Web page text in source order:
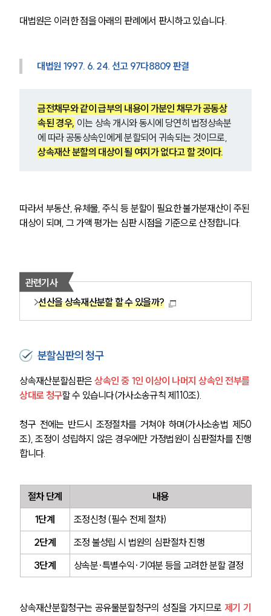
대법원은 이러한 점을 아래의 판례에서 판시하고 있습니다.
대법원 1997. 6. 24. 선고 97다8809 판결
금전채무와 같이 급부의 내용이 가분인 채무가 공동상
속된 경우, 이는 상속 개시와 동시에 당연히 법정상속분
에 따라 공동상속인에게 분할되어 귀속되는 것이므로,
상속재산 분할의 대상이 될 여지가 없다고 할 것이다.
따라서 부동산, 유체물, 주식 등 분할이 필요한 불가분재산이 주된
대상이 되며, 그 가액 평가는 심판 시점을 기준으로 산정합니다.
관련기사
선산을 상속재산분할 할 수 있을까?
분할심판의 청구
상속재산분할심판은 상속인 중 1인 이상이 나머지 상속인 전부를
상대로 청구할 수 있습니다(가사소송규칙 제110조).
청구 전에는 반드시 조정절차를 거쳐야 하며(가사소송법 제50
조), 조정이 성립하지 않은 경우에만 가정법원이 심판절차를 진행
합니다.
절차 단계
내용
1단계
조정신청 (필수 전제 절차)
2단계
조정 불성립 시 법원의 심판절차 진행
3단계
상속분·특별수익·기여분 등을 고려한 분할 결정
상속재산분할청구는 공유물분할청구의 성질을 가지므로 제기 기